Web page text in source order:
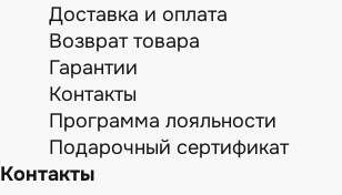
Доставка и оплата
Возврат товара
Гарантии
Контакты
Программа лояльности
Подарочный сертификат
Контакты